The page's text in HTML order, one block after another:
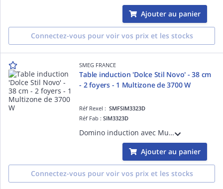
Ajouter au panier
Connectez-vous pour voir vos prix et les stocks
SMEG FRANCE
Table induction 'Dolce Stil Novo' - 38 cm
- 2 foyers - 1 Multizone de 3700 W
Réf Rexel :SMFSIM3323D
Réf Fab :SIM3323D
Domino induction avec Multizone de 38 cm, Installation affleurante ou traditionnelle - ESTHÉTIQUE ET COMMANDES: Verre céramique Eclipse Noir avec bord droit, Commandes Evoslider (slider unique avec LED blanches) - FOYERS: 2 foyers induction
Ajouter au panier
Connectez-vous pour voir vos prix et les stocks